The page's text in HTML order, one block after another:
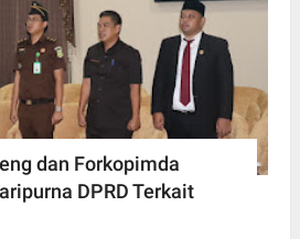
dan Forkopimda
DPRD Terkait